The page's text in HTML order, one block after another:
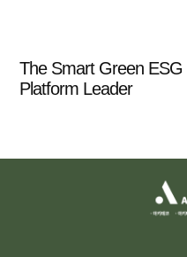
The Smart Green ESG
Platform Leader